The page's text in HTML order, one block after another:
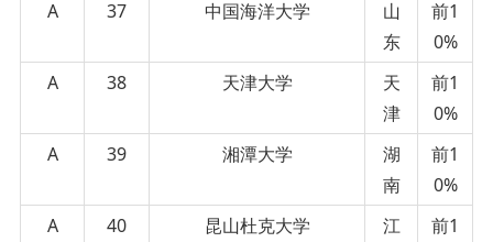
A 37 中国海洋大学
山
东
前1
0%
A
38 天津大学
天
津
前1
0%
A
39 湘潭大学
湖
南
前1
0%
A
40 昆山杜克大学
江
前1